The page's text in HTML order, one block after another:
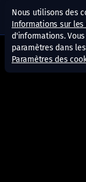
Nous utilisons des
Informations sur les
d'informations.
paramètres dans les
Paramètres des